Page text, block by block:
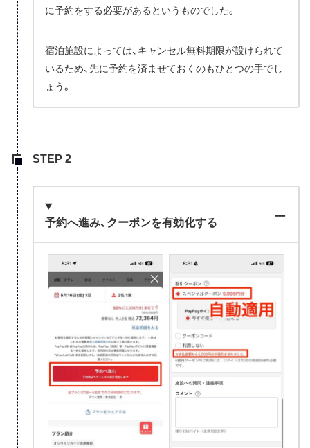
に予約をする必要があるというものでした。
宿泊施設によっては、キャンセル無料期限が設けられて
いるため、先に予約を済ませておくのもひとつの手でし
ょう。
予約へ進み、クーポンを有効化する